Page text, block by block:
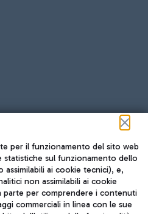
approfitta della vicinanza
facile spostarsi
di Fiumicino da Roma
per il funzionamento del sito web
sul funzionamento dello
assimilabili ai cookie tecnici), e,
non assimilabili ai cookie
parte per comprendere i contenuti
commerciali in linea con le sue